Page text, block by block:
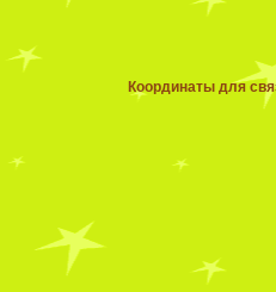
Координаты для